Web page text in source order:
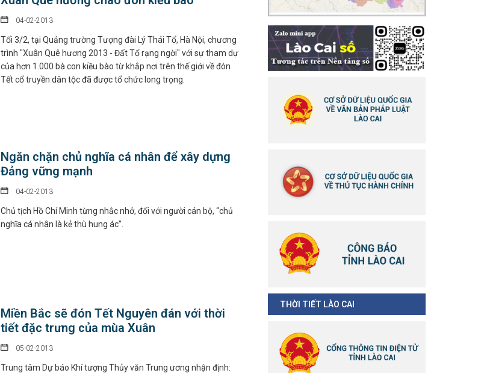
04-02-2013
Tối 3/2, tại Quảng trường Tượng đài Lý Thái Tổ, Hà Nội, chương
trình "Xuân Quê hương 2013 - Đất Tổ rạng ngời" với sự tham dự
của hơn 1.000 bà con kiều bào từ khắp nơi trên thế giới về đón
Tết cổ truyền dân tộc đã được tổ chức long trọng.
Ngăn chặn chủ nghĩa cá nhân để xây dựng
Đảng vững mạnh
04-02-2013
Chủ tịch Hồ Chí Minh từng nhắc nhở, đối với người cán bộ, “chủ
nghĩa cá nhân là kẻ thù hung ác”.
Miền Bắc sẽ đón Tết Nguyên đán với thời
tiết đặc trưng của mùa Xuân
05-02-2013
Trung tâm Dự báo Khí tượng Thủy văn Trung ương nhận định:
THỜI TIẾT LÀO CAI